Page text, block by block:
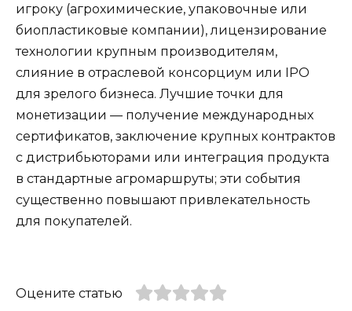
игроку (агрохимические, упаковочные или
биопластиковые компании), лицензирование
технологии крупным производителям,
слияние в отраслевой консорциум или IPO
для зрелого бизнеса. Лучшие точки для
монетизации — получение международных
сертификатов, заключение крупных контрактов
с дистрибьюторами или интеграция продукта
в стандартные агромаршруты; эти события
существенно повышают привлекательность
для покупателей.
Оцените статью